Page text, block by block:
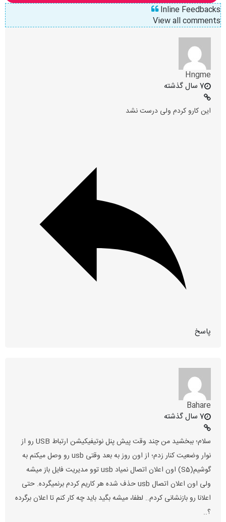
Inline Feedbacks
View all comments
Hngme
7 سال گذشته
این کارو کردم ولی درست نشد
پاسخ
Bahare
7 سال گذشته
سلام؛ ببخشید من چند وقت پیش پنل نوتیفیکیشن ارتباط USB رو از
نوار وضعیت کنار زدم؛ از اون روز به بعد وقتی usb رو وصل میکنم به
گوشیم(S5) اون اعلان اتصال نمیاد usb توو مدیریت فایل باز میشه
ولی اون اعلان اتصال usb حذف شده هر کاریم کردم برنمیگرده. حتی
اعلانا رو بازنشانی کردم.. لطفا، میشه بگید باید چه کار کنم تا اعلان برگرده
؟..